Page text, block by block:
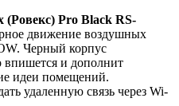
(Ровекс) Pro Black RS-
движение воздушных
Черный корпус
впишется и дополнит
идеи помещений.
удаленную связь через Wi-